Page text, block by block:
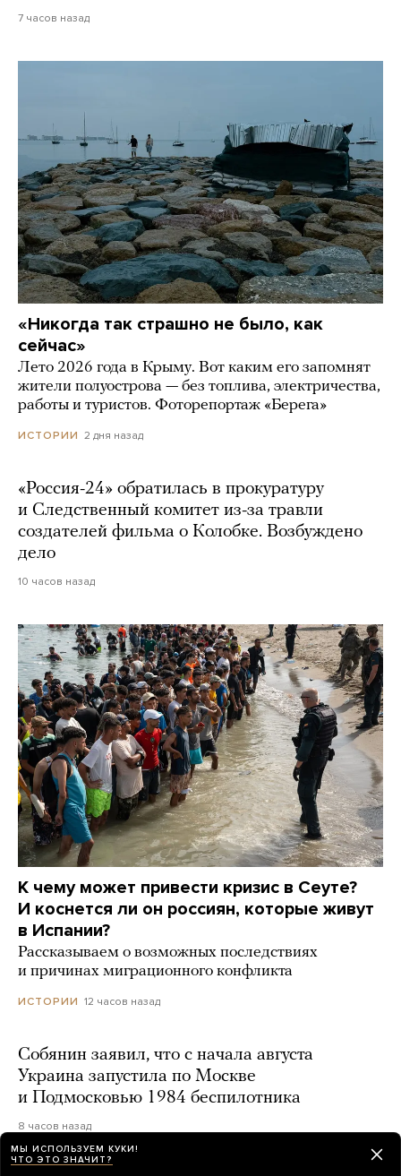
7 часов назад
«Никогда так страшно не было, как
сейчас»
Лето 2026 года в Крыму. Вот каким его запомнят
жители полуострова — без топлива, электричества,
работы и туристов. Фоторепортаж «Берега»
ИСТОРИИ 2 дня назад
«Россия-24» обратилась в прокуратуру
и Следственный комитет из-за травли
создателей фильма о Колобке. Возбуждено
дело
10 часов назад
К чему может привести кризис в Сеуте?
И коснется ли он россиян, которые живут
в Испании?
Рассказываем о возможных последствиях
и причинах миграционного конфликта
ИСТОРИИ 12 часов назад
Собянин заявил, что с начала августа
Украина запустила по Москве
и Подмосковью 1984 беспилотника
8 часов назад
МЫ ИСПОЛЬЗУЕМ КУКИ!
ЧТО ЭТО ЗНАЧИТ?